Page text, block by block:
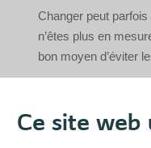
Ce site web
Changer peut
n’êtes plus en
bon moyen d’éviter
En rire